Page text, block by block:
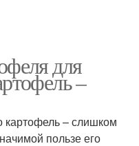
для
–
картофель – слишком
пользе его